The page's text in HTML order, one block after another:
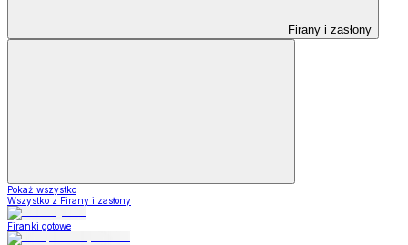
Firany i zasłony
Pokaż wszystko
Wszystko z Firany i zasłony
Firanki gotowe